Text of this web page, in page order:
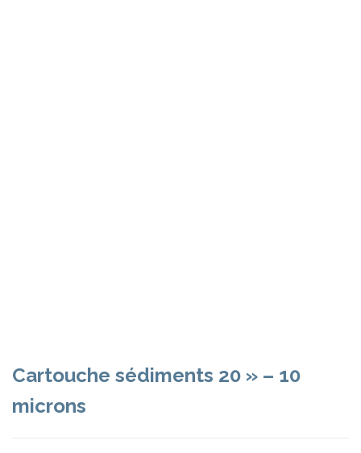
Cartouche sédiments 20 » – 10
microns